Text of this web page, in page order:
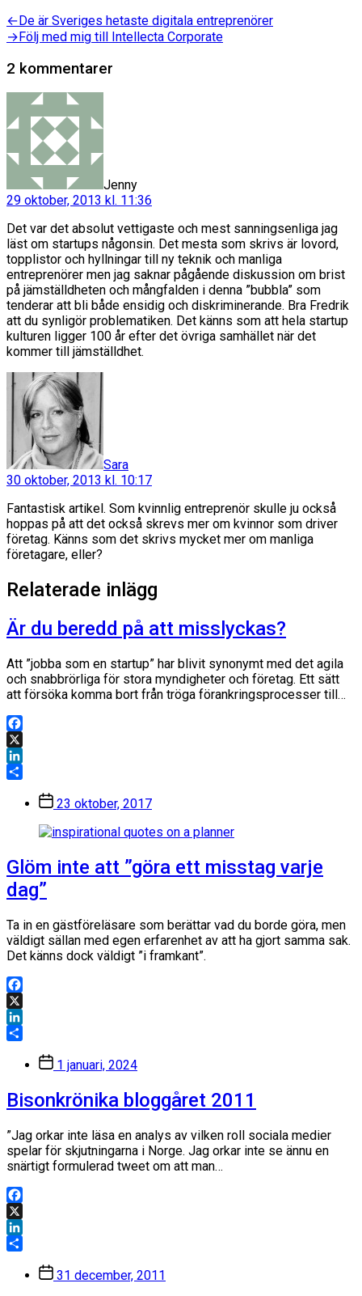
Inläggsnavigering
←Föregående
inlägg:
De är Sveriges hetaste digitala entreprenörer
→Nästa
Följ med mig till Intellecta Corporate
2 kommentarer
Jenny
29 oktober, 2013 kl. 11:36
Det var det absolut vettigaste och mest sanningsenliga jag
läst om startups någonsin. Det mesta som skrivs är lovord,
topplistor och hyllningar till ny teknik och manliga
entreprenörer men jag saknar pågående diskussion om brist
på jämställdheten och mångfalden i denna ”bubbla” som
tenderar att bli både ensidig och diskriminerande. Bra Fredrik
att du synligör problematiken. Det känns som att hela startup
kulturen ligger 100 år efter det övriga samhället när det
kommer till jämställdhet.
Sara
30 oktober, 2013 kl. 10:17
Fantastisk artikel. Som kvinnlig entreprenör skulle ju också
hoppas på att det också skrevs mer om kvinnor som driver
företag. Känns som det skrivs mycket mer om manliga
företagare, eller?
Relaterade inlägg
Är du beredd på att misslyckas?
Att ”jobba som en startup” har blivit synonymt med det agila
och snabbrörliga för stora myndigheter och företag. Ett sätt
att försöka komma bort från tröga förankringsprocesser till…
Facebook
X
LinkedIn
Inläggsdatum
23 oktober, 2017
Glöm inte att ”göra ett misstag varje
dag”
Ta in en gästföreläsare som berättar vad du borde göra, men
väldigt sällan med egen erfarenhet av att ha gjort samma sak.
Det känns dock väldigt ”i framkant”.
Facebook
X
LinkedIn
Inläggsdatum
1 januari, 2024
Bisonkrönika bloggåret 2011
”Jag orkar inte läsa en analys av vilken roll sociala medier
spelar för skjutningarna i Norge. Jag orkar inte se ännu en
snärtigt formulerad tweet om att man…
Facebook
X
LinkedIn
Inläggsdatum
31 december, 2011